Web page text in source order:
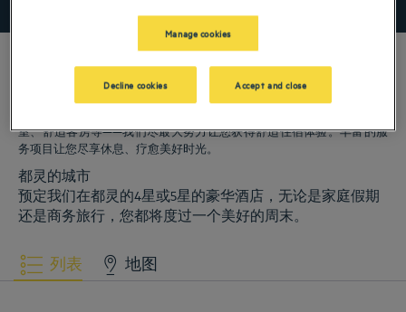
室、舒适客房等——我们尽最大努力让您获得舒适住宿体验。丰富的服
务项目让您尽享休息、疗愈美好时光。
都灵的城市
预定我们在都灵的4星或5星的豪华酒店，无论是家庭假期
还是商务旅行，您都将度过一个美好的周末。
列表 地图
Manage cookies
Decline cookies Accept and close